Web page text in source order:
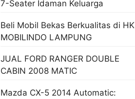
7-Seater Idaman Keluarga
Beli Mobil Bekas Berkualitas di HK
MOBILINDO LAMPUNG
JUAL FORD RANGER DOUBLE
CABIN 2008 MATIC
Mazda CX-5 2014 Automatic: